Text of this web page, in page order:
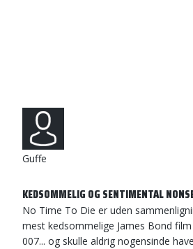
Guffe
KEDSOMMELIG OG SENTIMENTAL
No Time To Die er uden
mest kedsommelige James Bond
007... og skulle aldrig nogensinde